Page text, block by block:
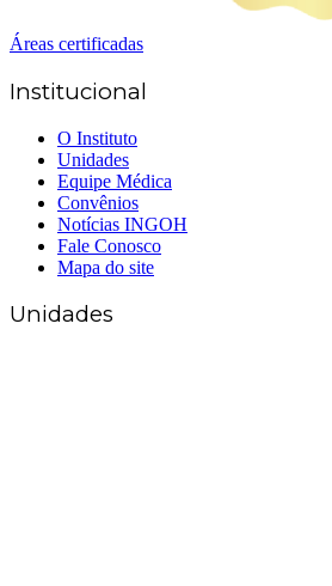
Áreas certificadas
Institucional
O Instituto
Unidades
Equipe Médica
Convênios
Notícias INGOH
Fale Conosco
Mapa do site
Unidades